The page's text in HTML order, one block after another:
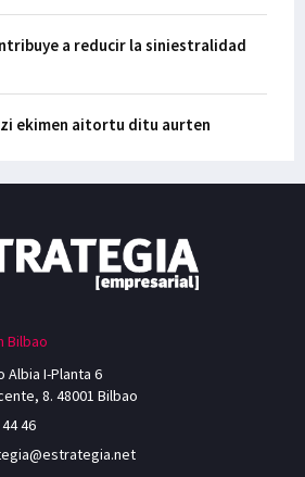
a reducir la siniestralidad
ekimen aitortu ditu aurten
Bilbao
Albia I-Planta 6
8. 48001 Bilbao
46